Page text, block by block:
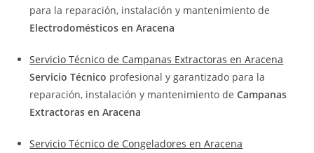
para la reparación, instalación y mantenimiento de
Electrodomésticos en Aracena
Servicio Técnico de Campanas Extractoras en Aracena
Servicio Técnico profesional y garantizado para la
reparación, instalación y mantenimiento deCampanas
Extractoras en Aracena
Servicio Técnico de Congeladores en Aracena